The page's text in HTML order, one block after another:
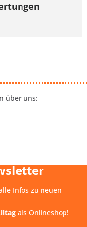
über uns:
Infos zu neuen
als Onlineshop!